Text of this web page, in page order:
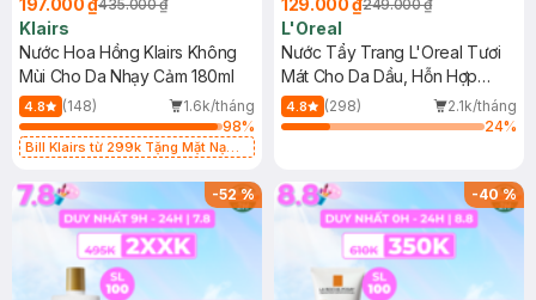
197.000 ₫435.000 ₫
Klairs
Nước Hoa Hồng Klairs Không
Mùi Cho Da Nhạy Cảm 180ml
4.8 (148)
1.6k/tháng
98%
Bill Klairs từ 299k Tặng Mặt Nạ
25ml (SL Có Hạn)
129.000 ₫249.000 ₫
L'Oreal
Nước Tẩy Trang L'Oreal Tươi
Mát Cho Da Dầu, Hỗn Hợp
400ml
4.8 (298)
2.1k/tháng
24%
-52% -40%